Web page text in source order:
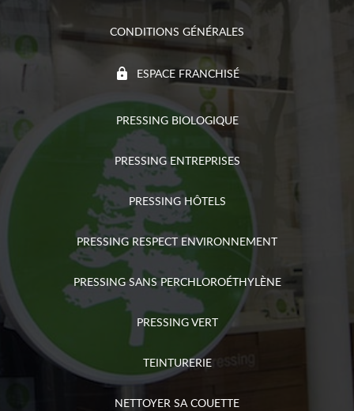
CONDITIONS GÉNÉRALES
ESPACE FRANCHISÉ
PRESSING BIOLOGIQUE
PRESSING ENTREPRISES
PRESSING HÔTELS
PRESSING RESPECT ENVIRONNEMENT
PRESSING SANS PERCHLOROÉTHYLÈNE
PRESSING VERT
TEINTURERIE
NETTOYER SA COUETTE